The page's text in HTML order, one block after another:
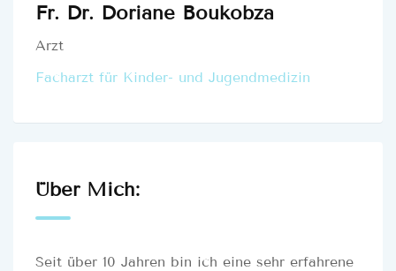
Fr. Dr. Doriane Boukobza
Arzt
Facharzt für Kinder- und Jugendmedizin
Über Mich:
Seit über 10 Jahren bin ich eine sehr erfahrene